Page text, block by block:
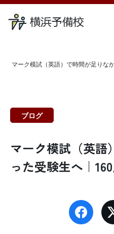
マーク模試（英語）で時間が足りな
ブログ
マーク模試（英語
った受験生へ｜